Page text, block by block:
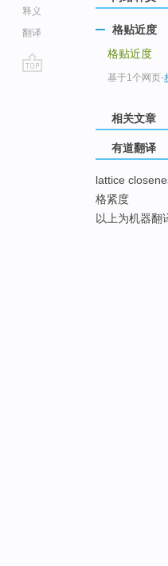
释义
翻译
格贴近度
格贴近度
基于1个网页-
相关文章
有道翻译
lattice
格紧度
以上为机器翻